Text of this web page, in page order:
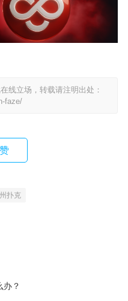
线立场，转载请注明出处：
faze/
扑克
办？